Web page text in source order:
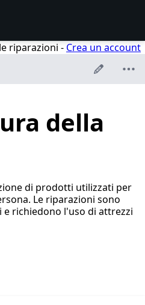
riparazioni - Crea un account
della
di prodotti utilizzati per
Le riparazioni sono
richiedono l'uso di attrezzi